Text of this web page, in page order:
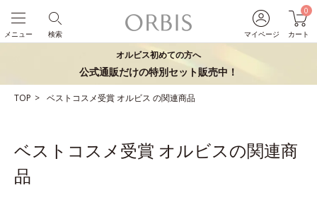
マイページ
0
カート
検索
メニュー
オルビス初めての方へ
公式通販だけの特別セット販売中！
TOP ベストコスメ受賞 オルビス の関連商品
ベストコスメ受賞 オルビスの関連商
品